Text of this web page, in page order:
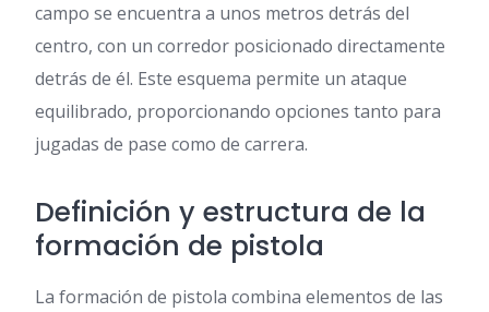
campo se encuentra a unos metros detrás del
centro, con un corredor posicionado directamente
detrás de él. Este esquema permite un ataque
equilibrado, proporcionando opciones tanto para
jugadas de pase como de carrera.
Definición y estructura de la
formación de pistola
La formación de pistola combina elementos de las